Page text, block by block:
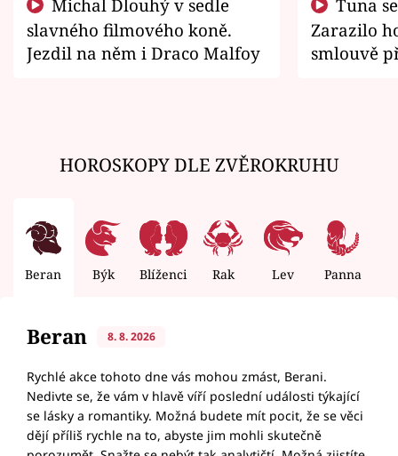
slavného filmového koně.
Jezdil na něm i Draco Malfoy
Zarazilo
smlouvě
HOROSKOPY DLE ZVĚROKRUHU
Beran Býk Blíženci Rak Lev Panna
Beran 8. 8. 2026
Rychlé akce tohoto dne vás mohou zmást, Berani.
Nedivte se, že vám v hlavě víří poslední události týkající
se lásky a romantiky. Možná budete mít pocit, že se věci
dějí příliš rychle na to, abyste jim mohli skutečně